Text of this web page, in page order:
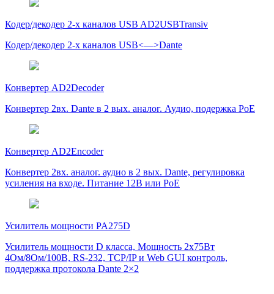
Кодер/декодер 2-х каналов USB AD2USBTransiv
Кодер/декодер 2-х каналов USB<—>Dante
Конвертер AD2Decoder
Конвертер 2вх. Dante в 2 вых. аналог. Аудио, подержка PoE
Конвертер AD2Encoder
Конвертер 2вх. аналог. аудио в 2 вых. Dante, регулировка
усиления на входе. Питание 12В или PoE
Усилитель мощности PA275D
Усилитель мощности D класса, Мощность 2х75Вт
4Ом/8Ом/100В, RS-232, TCP/IP и Web GUI контроль,
поддержка протокола Dante 2×2